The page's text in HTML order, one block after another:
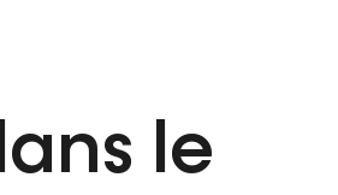
le